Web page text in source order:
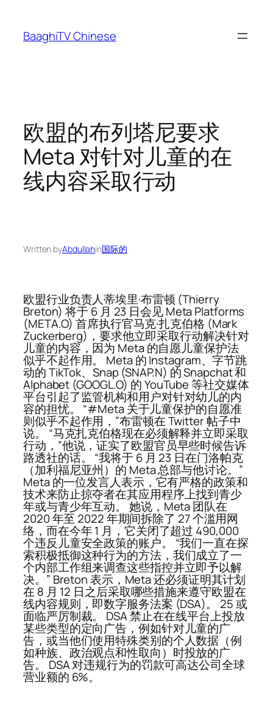
content
BaaghiTV Chinese
欧盟的布列塔尼要求
Meta 对针对儿童的在
线内容采取行动
Written byAbdullahin国际的
欧盟行业负责人蒂埃里·布雷顿 (Thierry
Breton) 将于 6 月 23 日会见 Meta Platforms
(META.O) 首席执行官马克·扎克伯格 (Mark
Zuckerberg)，要求他立即采取行动解决针对
儿童的内容，因为 Meta 的自愿儿童保护法
似乎不起作用。 Meta 的 Instagram、字节跳
动的 TikTok、Snap (SNAP.N) 的 Snapchat 和
Alphabet (GOOGL.O) 的 YouTube 等社交媒体
平台引起了监管机构和用户对针对幼儿的内
容的担忧。 “#Meta 关于儿童保护的自愿准
则似乎不起作用，”布雷顿在 Twitter 帖子中
说。 “马克扎克伯格现在必须解释并立即采取
行动，”他说，证实了欧盟官员早些时候告诉
路透社的话。 “我将于 6 月 23 日在门洛帕克
（加利福尼亚州）的 Meta 总部与他讨论。”
Meta 的一位发言人表示，它有严格的政策和
技术来防止掠夺者在其应用程序上找到青少
年或与青少年互动。 她说，Meta 团队在
2020 年至 2022 年期间拆除了 27 个滥用网
络，而在今年 1 月，它关闭了超过 490,000
个违反儿童安全政策的账户。 “我们一直在探
索积极抵御这种行为的方法，我们成立了一
个内部工作组来调查这些指控并立即予以解
决。” Breton 表示，Meta 还必须证明其计划
在 8 月 12 日之后采取哪些措施来遵守欧盟在
线内容规则，即数字服务法案 (DSA)。 25 或
面临严厉制裁。 DSA 禁止在在线平台上投放
某些类型的定向广告，例如针对儿童的广
告，或当他们使用特殊类别的个人数据（例
如种族、政治观点和性取向）时投放的广
告。 DSA 对违规行为的罚款可高达公司全球
营业额的 6%。